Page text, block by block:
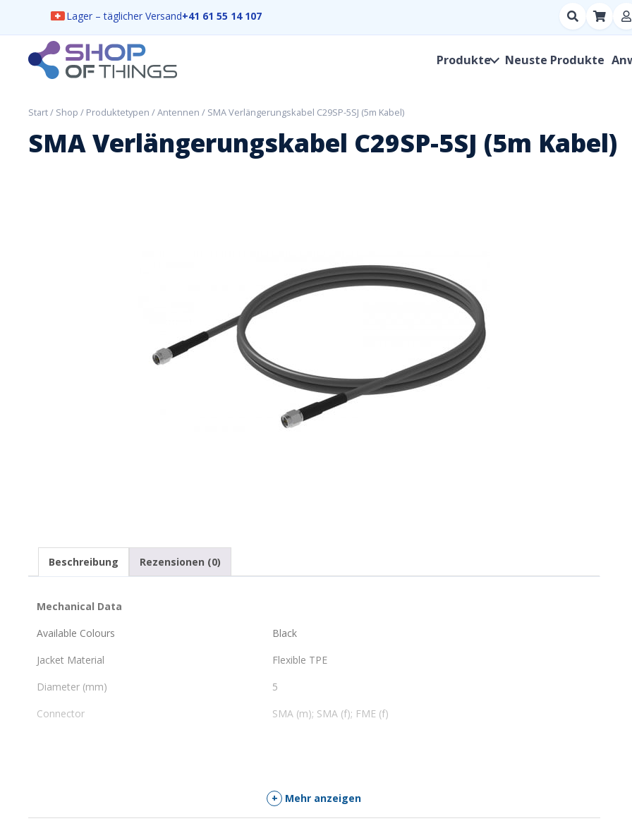
Lager – täglicher Versand+41 61 55 14 107
Suchen
nach
Hersteller,
ShopOfThings
Produkte Neuste Produkte
Start/ Shop / Produktetypen /Antennen / SMA Verlängerungskabel C29SP-5SJ (5m Kabel)
SMA Verlängerungskabel C29SP-5SJ (5m Kabel)
Beschreibung Rezensionen (0)
Mechanical Data
Available Colours
Black
Jacket Material
Flexible TPE
Diameter (mm)
5
Connector
SMA (m); SMA (f); FME (f)
+ Mehr anzeigen